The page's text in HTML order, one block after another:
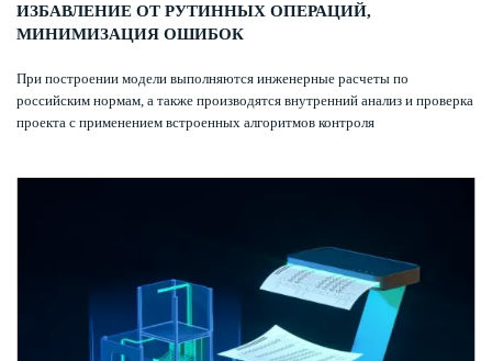
ИЗБАВЛЕНИЕ ОТ РУТИННЫХ ОПЕРАЦИЙ,
МИНИМИЗАЦИЯ ОШИБОК
При построении модели выполняются инженерные расчеты по
российским нормам, а также производятся внутренний анализ и проверка
проекта с применением встроенных алгоритмов контроля